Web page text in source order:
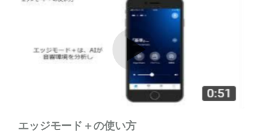
Watch the video
エッジモード＋の使い方